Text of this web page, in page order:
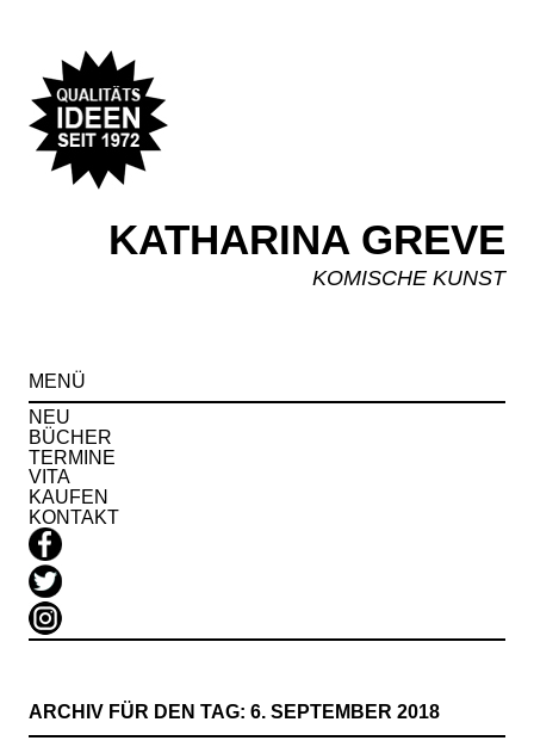
KATHARINA GREVE
KOMISCHE KUNST
MENÜ
NEU
BÜCHER
TERMINE
VITA
KAUFEN
KONTAKT
ARCHIV FÜR DEN TAG: 6. SEPTEMBER 2018